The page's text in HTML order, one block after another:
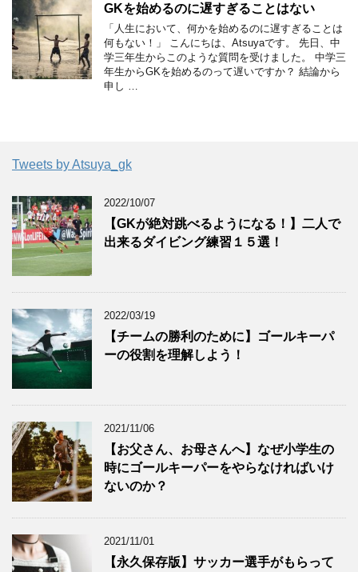
GKを始めるのに遅すぎることはない
「人生において、何かを始めるのに遅すぎることは
何もない！」 こんにちは、Atsuyaです。 先日、中
学三年生からこのような質問を受けました。 中学三
年生からGKを始めるのって遅いですか？ 結論から
申し …
Tweets by Atsuya_gk
2022/10/07
【GKが絶対跳べるようになる！】二人で
出来るダイビング練習１５選！
2022/03/19
【チームの勝利のために】ゴールキーパ
ーの役割を理解しよう！
2021/11/06
【お父さん、お母さんへ】なぜ小学生の
時にゴールキーパーをやらなければいけ
ないのか？
2021/11/01
【永久保存版】サッカー選手がもらって